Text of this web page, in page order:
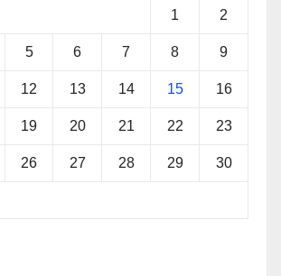
1 2
5 6 7 8 9
12 13 14 15 16
19 20 21 22 23
26 27 28 29 30